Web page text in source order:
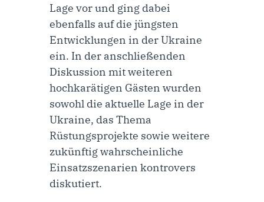
Lage vor und ging dabei
ebenfalls auf die jüngsten
Entwicklungen in der Ukraine
ein. In der anschließenden
Diskussion mit weiteren
hochkarätigen Gästen wurden
sowohl die aktuelle Lage in der
Ukraine, das Thema
Rüstungsprojekte sowie weitere
zukünftig wahrscheinliche
Einsatzszenarien kontrovers
diskutiert.